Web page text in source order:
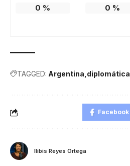
0 % 0 %
TAGGED: Argentina diplomática
Facebook
Ilibis Reyes Ortega